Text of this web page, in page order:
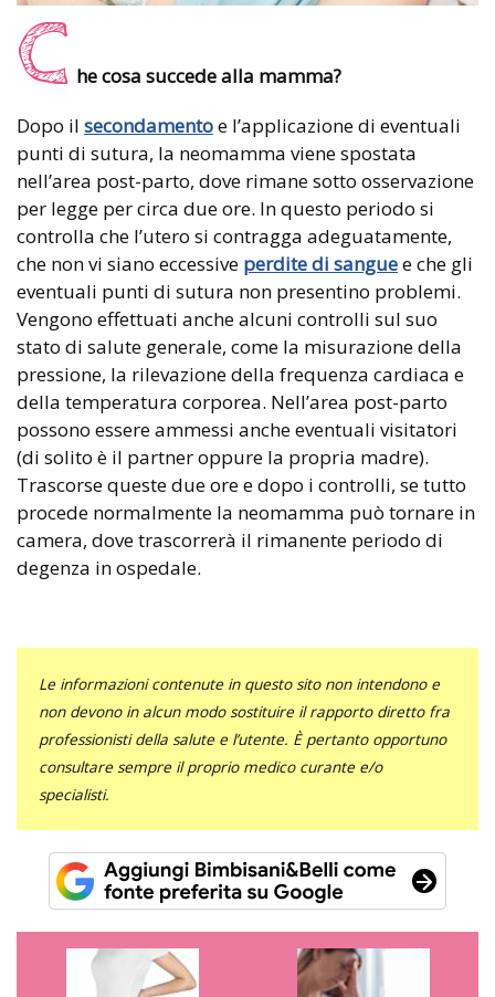
C he cosa succede alla mamma?
Dopo il secondamentoe l’applicazione di eventuali
punti di sutura, la neomamma viene spostata
nell’area post-parto, dove rimane sotto osservazione
per legge per circa due ore. In questo periodo si
controlla che l’utero si contragga adeguatamente,
che non vi siano eccessive perdite di sanguee che gli
eventuali punti di sutura non presentino problemi.
Vengono effettuati anche alcuni controlli sul suo
stato di salute generale, come la misurazione della
pressione, la rilevazione della frequenza cardiaca e
della temperatura corporea. Nell’area post-parto
possono essere ammessi anche eventuali visitatori
(di solito è il partner oppure la propria madre).
Trascorse queste due ore e dopo i controlli, se tutto
procede normalmente la neomamma può tornare in
camera, dove trascorrerà il rimanente periodo di
degenza in ospedale.
Le informazioni contenute in questo sito non intendono e
non devono in alcun modo sostituire il rapporto diretto fra
professionisti della salute e l’utente. È pertanto opportuno
consultare sempre il proprio medico curante e/o
specialisti.